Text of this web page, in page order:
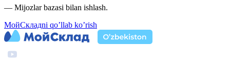
— Mijozlar bazasi bilan ishlash.
МойСкладni qo’llab ko’rish